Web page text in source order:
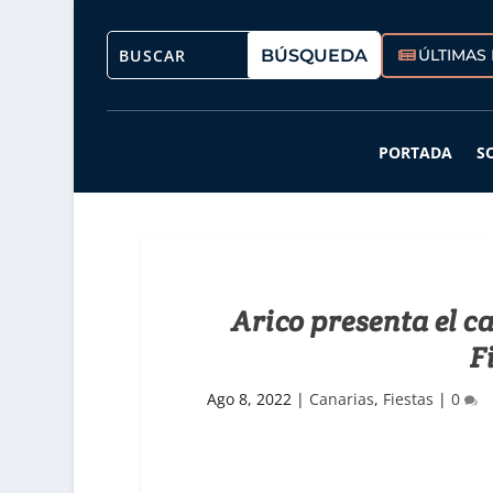
ÚLTIMAS
PORTADA
Arico presenta el
Ago 8, 2022| Canarias, Fiestas | 0